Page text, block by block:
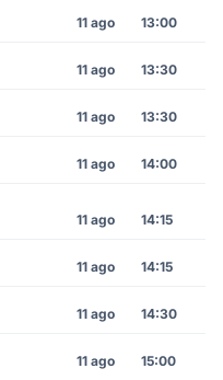
11 ago 13:00
11 ago 13:30
11 ago 13:30
11 ago 14:00
11 ago 14:15
11 ago 14:15
11 ago 14:30
11 ago 15:00